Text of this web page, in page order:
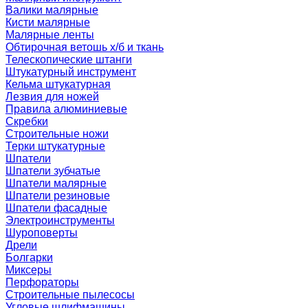
Валики малярные
Кисти малярные
Малярные ленты
Обтирочная ветошь х/б и ткань
Телескопические штанги
Штукатурный инструмент
Кельма штукатурная
Лезвия для ножей
Правила алюминиевые
Скребки
Строительные ножи
Терки штукатурные
Шпатели
Шпатели зубчатые
Шпатели малярные
Шпатели резиновые
Шпатели фасадные
Электроинструменты
Шуроповерты
Дрели
Болгарки
Миксеры
Перфораторы
Строительные пылесосы